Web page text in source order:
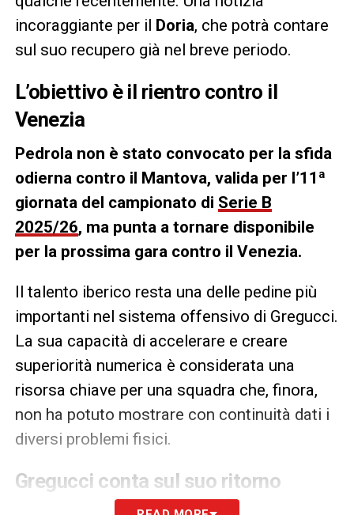
incoraggiante per il Doria, che potrà contare
sul suo recupero già nel breve periodo.
L’obiettivo è il rientro contro il
Venezia
Pedrola non è stato convocato per la sfida
odierna contro il Mantova, valida per l’11ª
giornata del campionato di Serie B
2025/26, ma punta a tornare disponibile
per la prossima gara contro il Venezia.
Il talento iberico resta una delle pedine più
importanti nel sistema offensivo di Gregucci.
La sua capacità di accelerare e creare
superiorità numerica è considerata una
risorsa chiave per una squadra che, finora,
non ha potuto mostrare con continuità dati i
diversi problemi fisici.
Gregucci conta sul suo ritorno